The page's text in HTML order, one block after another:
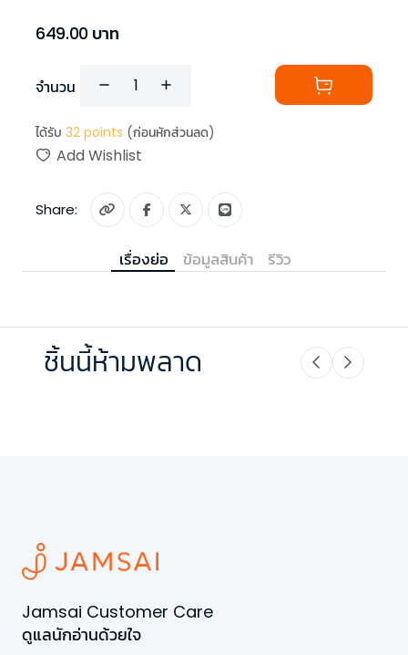
649.00 บาท
จำนวน
ได้รับ 32 points (ก่อนหักส่วนลด)
Add Wishlist
Share:
เรื่องย่อ ข้อมูลสินค้า รีวิว
ชิ้นนี้ห้ามพลาด
Jamsai Customer Care
ดูแลนักอ่านด้วยใจ